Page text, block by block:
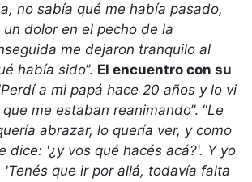
no sabía qué me había pasado,
dolor en el pecho de la
me dejaron tranquilo al
había sido”. El encuentro con su
Perdí a mi papá hace 20 años y lo vi
me estaban reanimando”. “Le
abrazar, lo quería ver, y como
dice: '¿y vos qué hacés acá?'. Y yo
que ir por allá, todavía falta